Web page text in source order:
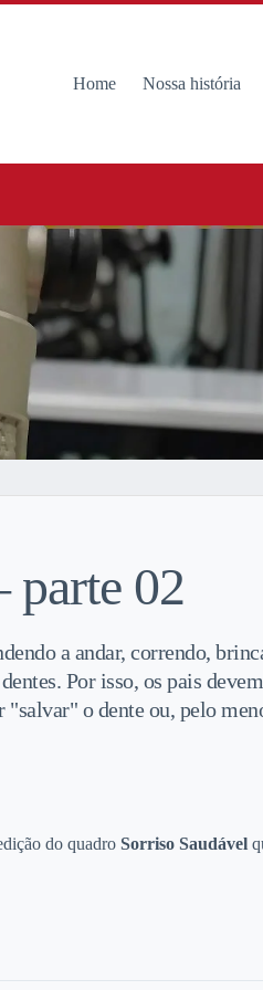
Home Nossa história
parte 02
a andar, correndo,
Por isso, os pais
"salvar" o dente ou, pelo
do quadro Sorriso Saudável